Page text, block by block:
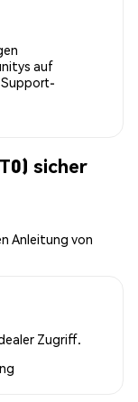
auf
Support-
sicher
Anleitung von
Zugriff.